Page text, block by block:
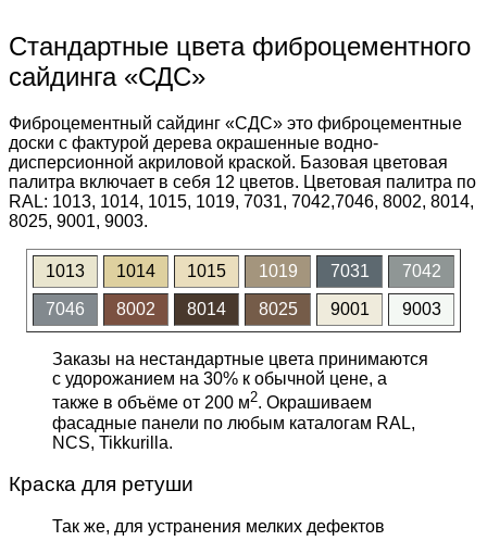
Стандартные цвета фиброцементного
сайдинга «СДС»
Фиброцементный сайдинг «СДС» это фиброцементные
доски с фактурой дерева окрашенные водно-
дисперсионной акриловой краской. Базовая цветовая
палитра включает в себя 12 цветов. Цветовая палитра по
RAL: 1013, 1014, 1015, 1019, 7031, 7042,7046, 8002, 8014,
8025, 9001, 9003.
1013 1014 1015 1019 7031 7042
7046 8002 8014 8025 9001 9003
Заказы на нестандартные цвета принимаются
с удорожанием на 30% к обычной цене, а
также в объёме от 200 м2. Окрашиваем
фасадные панели по любым каталогам RAL,
NCS, Tikkurilla.
Краска для ретуши
Так же, для устранения мелких дефектов